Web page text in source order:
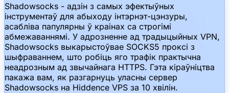
Shadowsocks - адзін з самых эфектыўных
інструментаў для абыходу інтэрнэт-цэнзуры,
асабліва папулярны ў краінах са строгімі
абмежаваннямі. У адрозненне ад традыцыйных VPN,
Shadowsocks выкарыстоўвае SOCKS5 проксі з
шыфраваннем, што робіць яго трафік практычна
неадрозным ад звычайнага HTTPS. Гэта кіраўніцтва
пакажа вам, як разгарнуць уласны сервер
Shadowsocks на Hiddence VPS за 10 хвілін.